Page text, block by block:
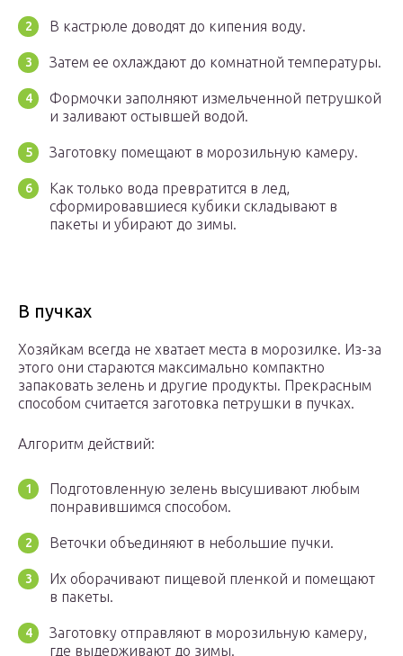
В кастрюле доводят до кипения воду.
Затем ее охлаждают до комнатной температуры.
Формочки заполняют измельченной петрушкой
и заливают остывшей водой.
Заготовку помещают в морозильную камеру.
Как только вода превратится в лед,
сформировавшиеся кубики складывают в
пакеты и убирают до зимы.
В пучках
Хозяйкам всегда не хватает места в морозилке. Из-за
этого они стараются максимально компактно
запаковать зелень и другие продукты. Прекрасным
способом считается заготовка петрушки в пучках.
Алгоритм действий:
Подготовленную зелень высушивают любым
понравившимся способом.
Веточки объединяют в небольшие пучки.
Их оборачивают пищевой пленкой и помещают
в пакеты.
Заготовку отправляют в морозильную камеру,
где выдерживают до зимы.